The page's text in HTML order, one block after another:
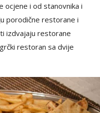
ocjene i od stanovnika i
porodične restorane i
izdvajaju restorane
restoran sa dvije